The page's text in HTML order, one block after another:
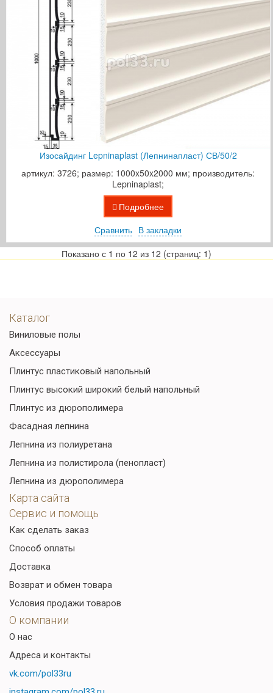
Изосайдинг Lepninaplast (Лепнинапласт) СВ/50/2
артикул: 3726; размер: 1000x50x2000 мм; производитель:
Lepninaplast;
Подробнее
Сравнить В закладки
Показано с 1 по 12 из 12 (страниц: 1)
Каталог
Виниловые полы
Аксессуары
Плинтус пластиковый напольный
Плинтус высокий широкий белый напольный
Плинтус из дюрополимера
Фасадная лепнина
Лепнина из полиуретана
Лепнина из полистирола (пенопласт)
Лепнина из дюрополимера
Карта сайта
Сервис и помощь
Как сделать заказ
Способ оплаты
Доставка
Возврат и обмен товара
Условия продажи товаров
О компании
О нас
Адреса и контакты
vk.com/pol33ru